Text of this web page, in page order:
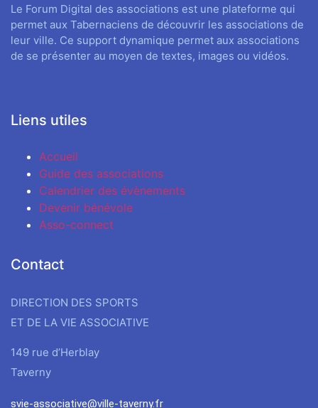
Le Forum Digital des associations est une plateforme qui
permet aux Tabernaciens de découvrir les associations de
leur ville. Ce support dynamique permet aux associations
de se présenter au moyen de textes, images ou vidéos.
Liens utiles
Accueil
Guide des associations
Calendrier des évènements
Devenir bénévole
Asso-connect
Contact
DIRECTION DES SPORTS
ET DE LA VIE ASSOCIATIVE
149 rue d’Herblay
Taverny
svie-associative@ville-taverny.fr